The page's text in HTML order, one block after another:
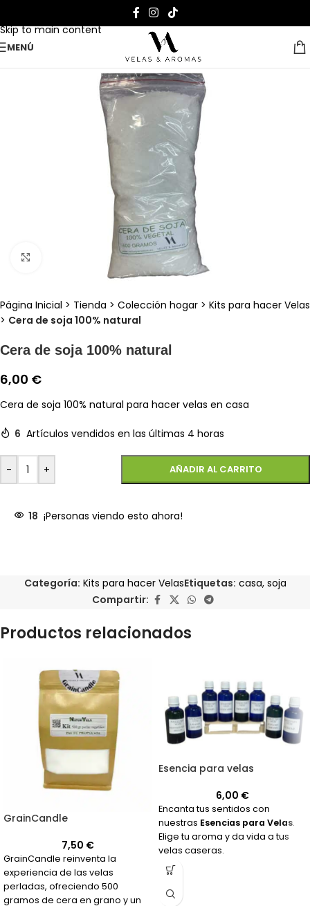
Skip to main content
MENÚ
Clic para ampliar
Página Inicial > Tienda > Colección hogar > Kits para hacer Velas
> Cera de soja 100% natural
Cera de soja 100% natural
6,00 €
Cera de soja 100% natural para hacer velas en casa
6 Artículos vendidos en las últimas 4 horas
- + AÑADIR AL CARRITO
18 ¡Personas viendo esto ahora!
Categoría: Kits para hacer VelasEtiquetas: casa, soja
Compartir:
Productos relacionados
GrainCandle
7,50 €
GrainCandle reinventa la
experiencia de las velas
perladas, ofreciendo 500
gramos de cera en grano y un
Esencia para velas
6,00 €
Encanta tus sentidos con
nuestras Esencias para Velas.
Elige tu aroma y da vida a tus
velas caseras.